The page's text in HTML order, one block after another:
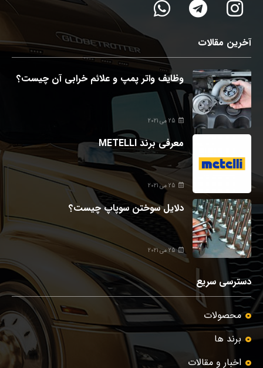
آخرین مقالات
وظایف واتر پمپ و علائم خرابی آن چیست؟
25 می 2021
معرفی برند METELLI
25 می 2021
دلایل سوختن سوپاپ چیست؟
25 می 2021
دسترسی سریع
محصولات
برند ها
اخبار و مقالات